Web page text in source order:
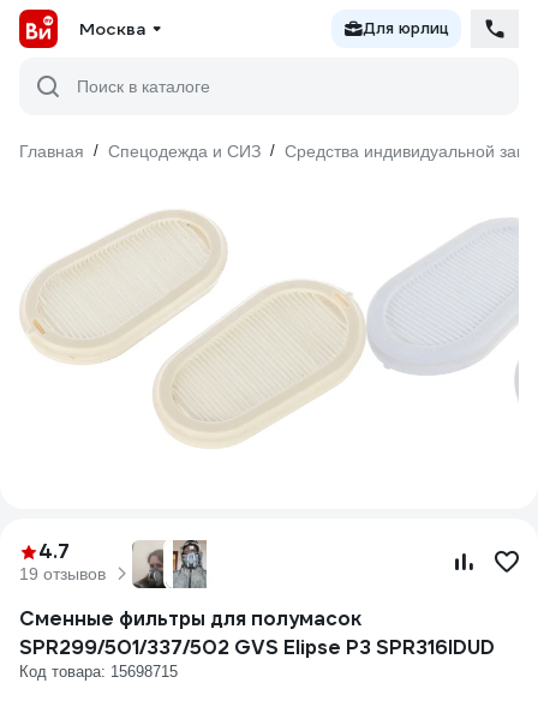
Москва Для юрлиц
Поиск в каталоге
Главная / Спецодежда и СИЗ / Средства индивидуальной
4.7
19 отзывов
Сменные фильтры для полумасок
SPR299/501/337/502 GVS Elipse P3 SPR316IDUD
Код товара: 15698715